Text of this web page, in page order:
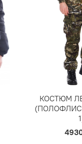
КОСТЮМ
(ПОЛОФЛИС